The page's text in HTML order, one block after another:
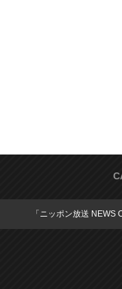
「ニッポン放送 NEWS